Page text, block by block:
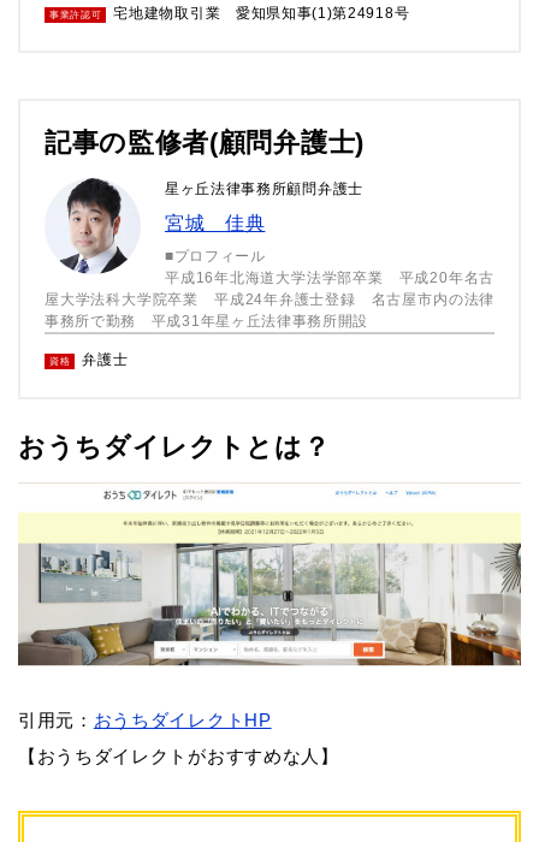
事業許認可 宅地建物取引業 愛知県知事(1)第24918号
記事の監修者(顧問弁護士)
星ヶ丘法律事務所顧問弁護士
宮城 佳典
■プロフィール
平成16年北海道大学法学部卒業 平成20年名古
屋大学法科大学院卒業 平成24年弁護士登録 名古屋市内の法律
事務所で勤務 平成31年星ヶ丘法律事務所開設
資格 弁護士
おうちダイレクトとは？
引用元： おうちダイレクトHP
【おうちダイレクトがおすすめな人】